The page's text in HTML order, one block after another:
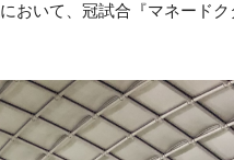
おいて、冠試合『マネード